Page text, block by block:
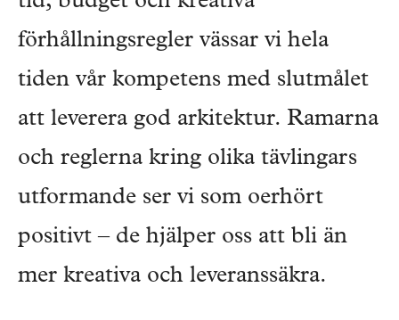
förhållningsregler vässar vi hela
tiden vår kompetens med slutmålet
att leverera god arkitektur. Ramarna
och reglerna kring olika tävlingars
utformande ser vi som oerhört
positivt – de hjälper oss att bli än
mer kreativa och leveranssäkra.